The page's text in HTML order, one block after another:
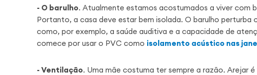
- O barulho. Atualmente estamos acostumados a viver com
Portanto, a casa deve estar bem isolada. O barulho perturba
como, por exemplo, a saúde auditiva e a capacidade de
comece por usar o PVC como isolamento acústico nas
- Ventilação. Uma mãe costuma ter sempre a razão. Arejar